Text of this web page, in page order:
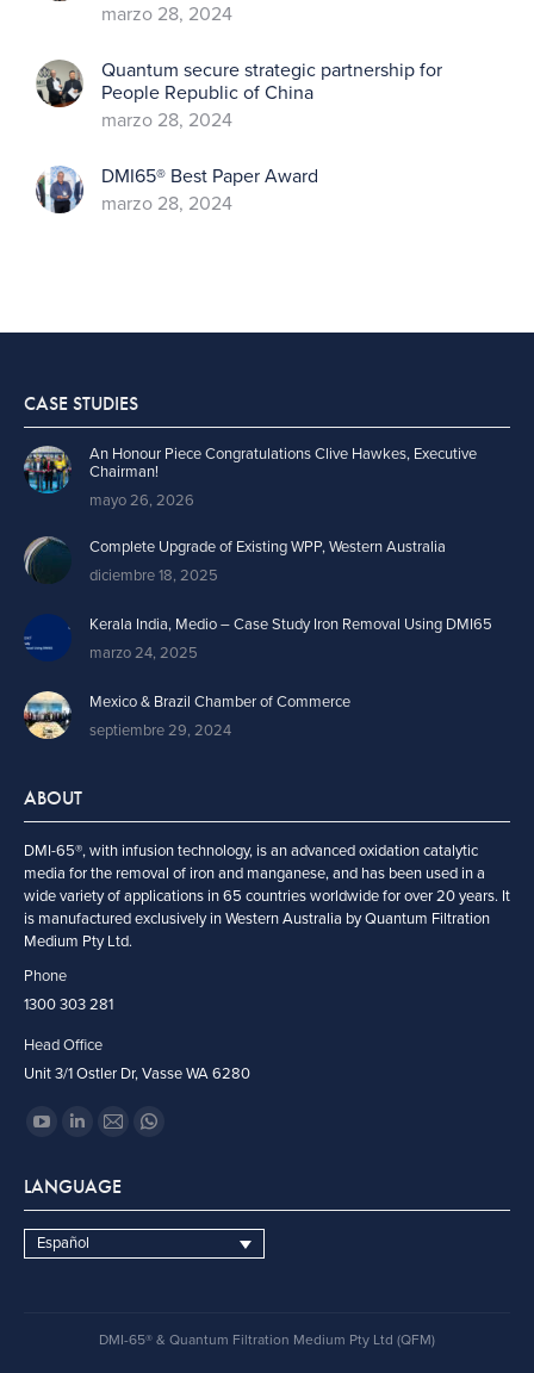
marzo 28, 2024
Quantum secure strategic partnership for
People Republic of China
marzo 28, 2024
DMI65® Best Paper Award
marzo 28, 2024
CASE STUDIES
An Honour Piece Congratulations Clive Hawkes, Executive
Chairman!
mayo 26, 2026
Complete Upgrade of Existing WPP, Western Australia
diciembre 18, 2025
Kerala India, Medio – Case Study Iron Removal Using DMI65
marzo 24, 2025
Mexico & Brazil Chamber of Commerce
septiembre 29, 2024
ABOUT
DMI-65®, with infusion technology, is an advanced oxidation catalytic
media for the removal of iron and manganese, and has been used in a
wide variety of applications in 65 countries worldwide for over 20 years. It
is manufactured exclusively in Western Australia by Quantum Filtration
Medium Pty Ltd.
Phone
1300 303 281
Head Office
Unit 3/1 Ostler Dr, Vasse WA 6280
Encuéntranos en:
opens
in
new
opens
in
new
Mail
opens
in
new
Whatsapp
in
new
LANGUAGE
Español
DMI-65® & Quantum Filtration Medium Pty Ltd (QFM)